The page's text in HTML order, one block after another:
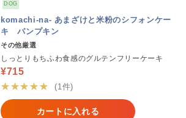
DOG
komachi-na- あまざけと米粉のシフォンケー
キ パンプキン
その他厳選
しっとりもちふわ食感のグルテンフリーケーキ
¥715
★★★★★
(1件)
カートに入れる